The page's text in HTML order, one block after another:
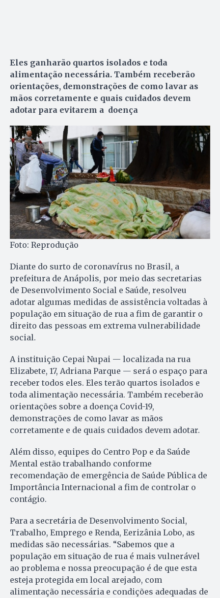
Eles ganharão quartos isolados e toda
alimentação necessária. Também receberão
orientações, demonstrações de como lavar as
mãos corretamente e quais cuidados devem
adotar para evitarem a doença
Foto: Reprodução
Diante do surto de coronavírus no Brasil, a
prefeitura de Anápolis, por meio das secretarias
de Desenvolvimento Social e Saúde, resolveu
adotar algumas medidas de assistência voltadas à
população em situação de rua a fim de garantir o
direito das pessoas em extrema vulnerabilidade
social.
A instituição Cepai Nupai — localizada na rua
Elizabete, 17, Adriana Parque — será o espaço para
receber todos eles. Eles terão quartos isolados e
toda alimentação necessária. Também receberão
orientações sobre a doença Covid-19,
demonstrações de como lavar as mãos
corretamente e de quais cuidados devem adotar.
Além disso, equipes do Centro Pop e da Saúde
Mental estão trabalhando conforme
recomendação de emergência de Saúde Pública de
Importância Internacional a fim de controlar o
contágio.
Para a secretária de Desenvolvimento Social,
Trabalho, Emprego e Renda, Eerizânia Lobo, as
medidas são necessárias. “Sabemos que a
população em situação de rua é mais vulnerável
ao problema e nossa preocupação é de que esta
esteja protegida em local arejado, com
alimentação necessária e condições adequadas de